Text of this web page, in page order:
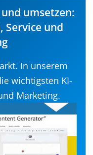
umsetzen:
Service und
In unserem
wichtigsten KI-
Marketing.